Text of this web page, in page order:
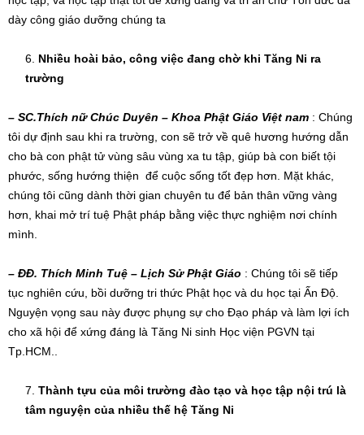
dày công giáo dưỡng chúng ta
Nhiều hoài bảo, công việc đang chờ khi Tăng Ni ra
trường
– SC.Thích nữ Chúc Duyên – Khoa Phật Giáo Việt nam : Chúng
tôi dự định sau khi ra trường, con sẽ trở về quê hương hướng dẫn
cho bà con phật tử vùng sâu vùng xa tu tập, giúp bà con biết tội
phước, sống hướng thiện để cuộc sống tốt đẹp hơn. Mặt khác,
chúng tôi cũng dành thời gian chuyên tu để bản thân vững vàng
hơn, khai mở trí tuệ Phật pháp bằng việc thực nghiệm nơi chính
mình.
– ĐĐ. Thích Minh Tuệ – Lịch Sử Phật Giáo : Chúng tôi sẽ tiếp
tục nghiên cứu, bồi dưỡng tri thức Phật học và du học tại Ấn Độ.
Nguyện vọng sau này được phụng sự cho Đạo pháp và làm lợi ích
cho xã hội để xứng đáng là Tăng Ni sinh Học viện PGVN tại
Tp.HCM..
Thành tựu của môi trường đào tạo và học tập nội trú là
tâm nguyện của nhiều thế hệ Tăng Ni